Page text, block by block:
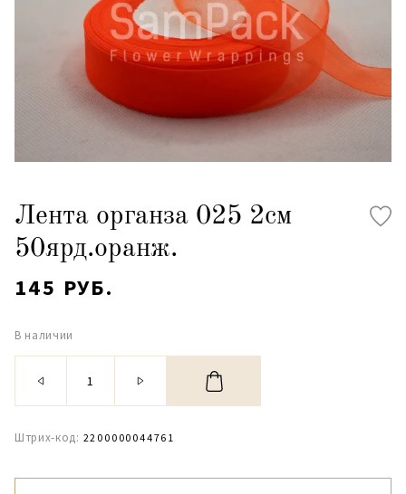
Лента органза 025 2см
50ярд.оранж.
145 РУБ.
В наличии
Штрих-код: 2200000044761